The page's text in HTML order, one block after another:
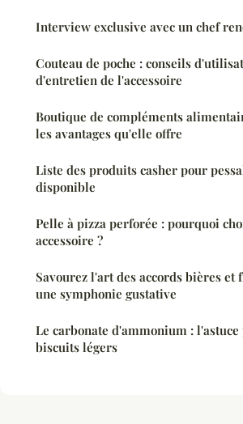
Interview exclusive avec un chef
Couteau de poche : conseils
d'entretien de l'accessoire
Boutique de compléments
les avantages qu'elle offre
Liste des produits casher pour
disponible
Pelle à pizza perforée : pourquoi
accessoire ?
Savourez l'art des accords bières et
une symphonie gustative
Le carbonate d'ammonium : l'astuce
biscuits légers